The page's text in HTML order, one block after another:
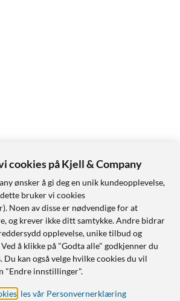
cookies på Kjell & Company
ønsker å gi deg en unik kundeopplevelse,
bruker vi cookies
Noen av disse er nødvendige for at
og krever ikke ditt samtykke. Andre bidrar
opplevelse, unike tilbud og
å klikke på "Godta alle" godkjenner du
Du kan også velge hvilke cookies du vil
"Endre innstillinger".
les vår Personvernerklæring